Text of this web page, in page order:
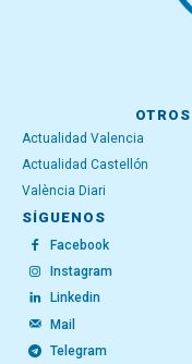
Actualidad Valencia
Actualidad Castellón
València Diari
SÍGUENOS
Facebook
Instagram
Linkedin
Mail
Telegram